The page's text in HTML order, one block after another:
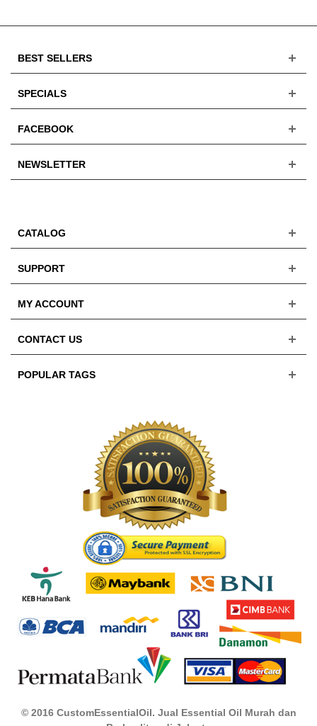
BEST SELLERS
SPECIALS
FACEBOOK
NEWSLETTER
CATALOG
SUPPORT
MY ACCOUNT
CONTACT US
POPULAR TAGS
© 2016 CustomEssentialOil. Jual Essential Oil Murah dan